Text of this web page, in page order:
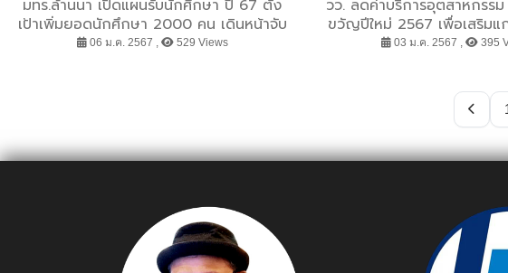
มทร.ล้านนา เปิดแผนรับนักศึกษา ปี 67 ตั้ง
เป้าเพิ่มยอดนักศึกษา 2000 คน เดินหน้าจับ
มือกับสถานประกอบการ ร่วมจัดทำหลักสูตร
06 ม.ค. 2567 , 529 Views
วว. ลดค่าบริการอุตสาหกรร
ขวัญปีใหม่ 2567 เพื่อเสริมแ
การไทย
03 ม.ค. 2567 , 395